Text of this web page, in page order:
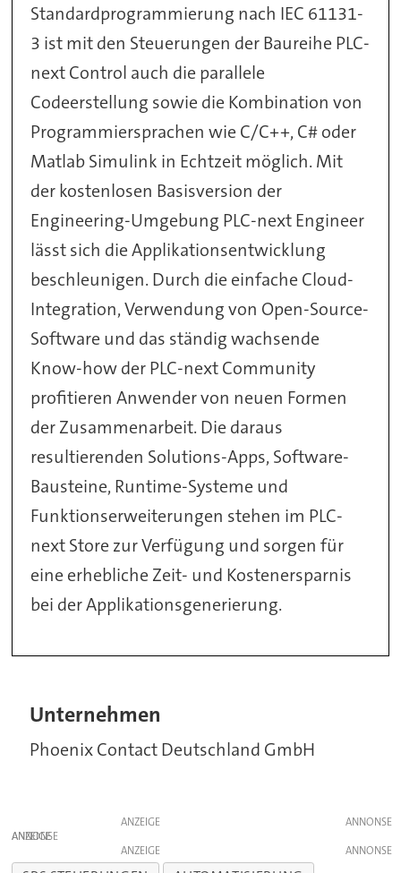
Standardprogrammierung nach IEC 61131-
3 ist mit den Steuerungen der Baureihe PLC-
next Control auch die parallele
Codeerstellung sowie die Kombination von
Programmiersprachen wie C/C++, C# oder
Matlab Simulink in Echtzeit möglich. Mit
der kostenlosen Basisversion der
Engineering-Umgebung PLC-next Engineer
lässt sich die Applikationsentwicklung
beschleunigen. Durch die einfache Cloud-
Integration, Verwendung von Open-Source-
Software und das ständig wachsende
Know-how der PLC-next Community
profitieren Anwender von neuen Formen
der Zusammenarbeit. Die daraus
resultierenden Solutions-Apps, Software-
Bausteine, Runtime-Systeme und
Funktionserweiterungen stehen im PLC-
next Store zur Verfügung und sorgen für
eine erhebliche Zeit- und Kostenersparnis
bei der Applikationsgenerierung.
Unternehmen
Phoenix Contact Deutschland GmbH
ANZEIGE
ANZEIGE
ANZEIGE